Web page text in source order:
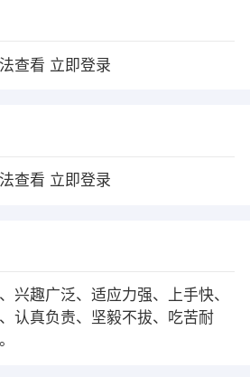
查看 立即登录
查看 立即登录
兴趣广泛、适应力强、上手快、
认真负责、坚毅不拔、吃苦耐